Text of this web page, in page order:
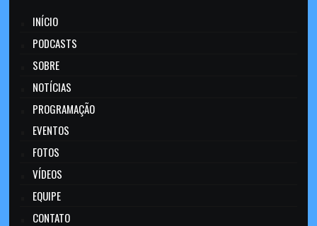
INÍCIO
PODCASTS
SOBRE
NOTÍCIAS
PROGRAMAÇÃO
EVENTOS
FOTOS
VÍDEOS
EQUIPE
CONTATO